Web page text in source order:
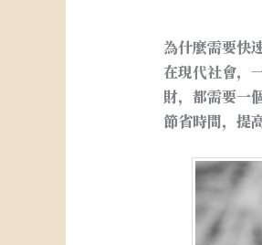
為什麼需要快
在現代社會，
財，都需要一
節省時間，提